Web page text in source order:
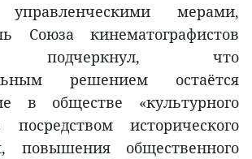
мерами,
Союза кинематографистов
подчеркнул, что
решением остаётся
в обществе «культурного
посредством исторического
повышения общественного